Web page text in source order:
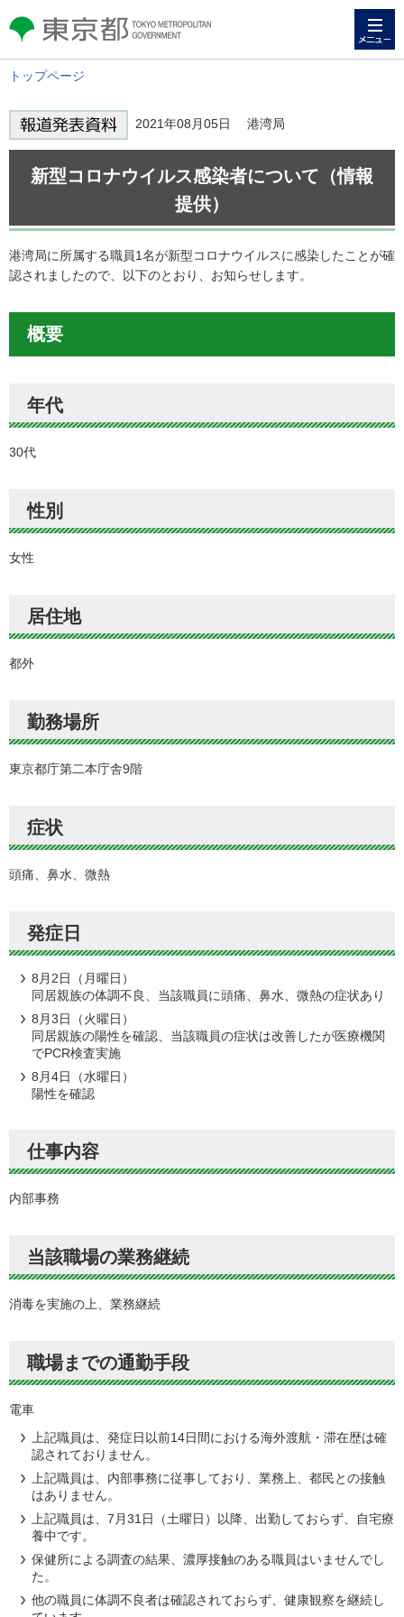
東京都 TOKYO METROPOLITAN
GOVERNMENT
トップページ
2021年08月05日 港湾局
新型コロナウイルス感染者について（情報
提供）
港湾局に所属する職員1名が新型コロナウイルスに感染したことが確
認されましたので、以下のとおり、お知らせします。
概要
年代
30代
性別
女性
居住地
都外
勤務場所
東京都庁第二本庁舎9階
症状
頭痛、鼻水、微熱
発症日
8月2日（月曜日）
同居親族の体調不良、当該職員に頭痛、鼻水、微熱の症状あり
8月3日（火曜日）
同居親族の陽性を確認、当該職員の症状は改善したが医療機関
でPCR検査実施
8月4日（水曜日）
陽性を確認
仕事内容
内部事務
当該職場の業務継続
消毒を実施の上、業務継続
職場までの通勤手段
電車
上記職員は、発症日以前14日間における海外渡航・滞在歴は確
認されておりません。
上記職員は、内部事務に従事しており、業務上、都民との接触
はありません。
上記職員は、7月31日（土曜日）以降、出勤しておらず、自宅療
養中です。
保健所による調査の結果、濃厚接触のある職員はいませんでし
た。
他の職員に体調不良者は確認されておらず、健康観察を継続し